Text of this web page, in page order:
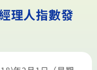
理人指數發